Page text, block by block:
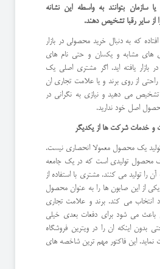
سازمان بتوانند به واسطه این نشانه
سایر رقبا تشخیص دهند.
که به دنبال خرید محصولی در بازار
های مشابه و یکسان و حتی نام های
بازار یافته اید. اگر مشتری اصلی یک
از روی برند و یا علامت تجاری ان
می دهید و نیازی به نگرانی در
اصل خود ندارید.
و خدمات شرکت ها از یکدیگر
یک محصول معمولا انحصاری نیست.
محصول تولیدی است که در یک جامعه
10 شرکت آن را تولید می کنند. مشتری با استفاده از
از این صابون ها را به عنوان محصول
انتخاب می کند. برند و علامت تجاری
باعث می شود برای دفعات بعدی خیلی
اینکه ان را در ویترین فروشگاه
نماید. این فاکتور مهم ترین شاخصه های